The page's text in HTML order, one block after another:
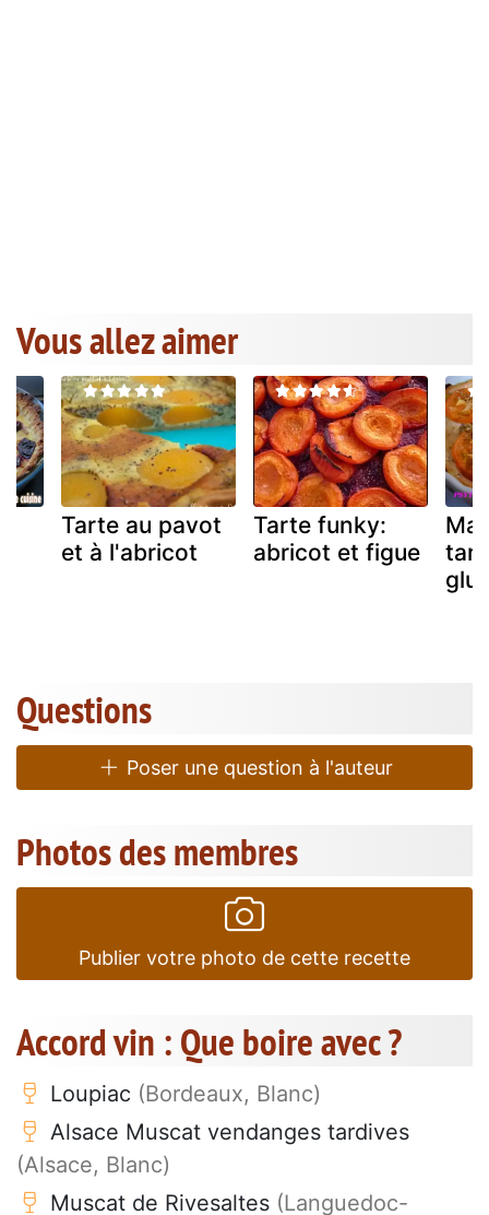
Vous allez aimer
Tarte au pavot
et à l'abricot
Tarte funky:
abricot et figue
Ma
Questions
Poser une question à l'auteur
Photos des membres
Publier votre photo de cette recette
Accord vin : Que boire avec ?
Loupiac (Bordeaux, Blanc)
Alsace Muscat vendanges tardives
(Alsace, Blanc)
Muscat de Rivesaltes (Languedoc-